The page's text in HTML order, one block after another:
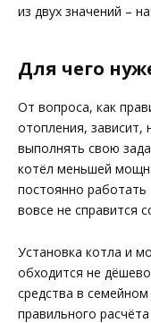
из двух значений –
Для чего
От вопроса, как
отопления, зависит,
выполнять свою
котёл меньшей
постоянно
вовсе не справится
Установка котла и
обходится не
средства в
правильного